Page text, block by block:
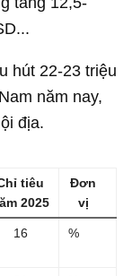
...
hút 22-23 triệu
năm nay,
địa.
tiêu
2025
Đơn
vị
16 %